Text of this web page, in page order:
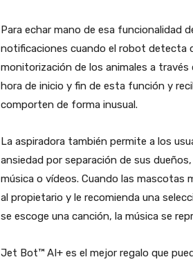
Para echar mano de esa funcionalidad
notificaciones cuando el robot detecta
monitorización de los animales a
hora de inicio y fin de esta función y
comporten de forma inusual.
La aspiradora también permite a los
ansiedad por separación de sus
música o vídeos. Cuando las
al propietario y le recomienda una
se escoge una canción, la música se
Jet Bot™ AI+ es el mejor regalo que